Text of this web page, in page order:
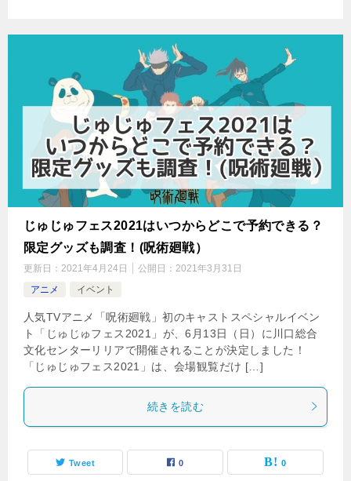
じゅじゅフェス2021はいつからどこで予約できる？
限定グッズも調査！(呪術廻戦）
更新日： 2021年4月24日 公開日： 2021年3月31日
アニメ
イベント
人気TVアニメ「呪術廻戦」初のキャストスペシャルイベン
ト「じゅじゅフェス2021」が、6月13日（日）に川口総合
文化センターリリアで開催されることが決定しました！
「じゅじゅフェス2021」は、会場観覧だけ […]
続きを読む
Tweet 0 0